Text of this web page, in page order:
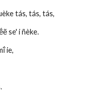
tás, tás, tás,
se' i ñèke.
ie,